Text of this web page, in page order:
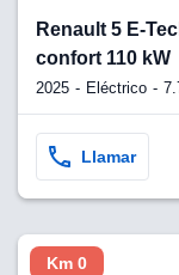
Renault 5 E-
confort 110 kW
2025 Eléctrico
Llamar
Km 0